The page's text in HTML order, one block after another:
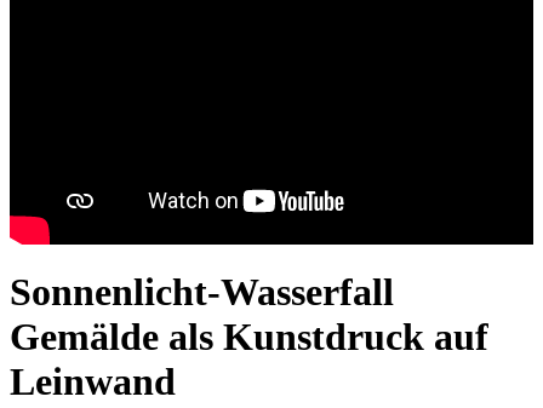
Sonnenlicht-Wasserfall
Gemälde als Kunstdruck auf
Leinwand